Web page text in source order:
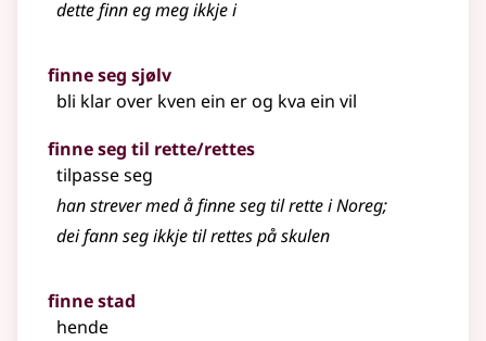
dette finn eg meg ikkje i
finne seg sjølv
bli klar over kven ein er og kva ein vil
finne seg til rette/rettes
tilpasse seg
han strever med å finne seg til rette i Noreg;
dei fann seg ikkje til rettes på skulen
finne stad
hende